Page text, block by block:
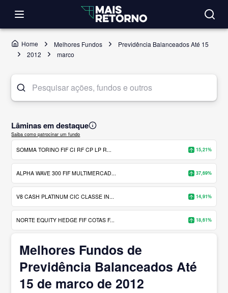
Home Melhores Fundos
Previdência Balanceados Até 15
2012
marco
Lâminas em destaque
Saiba como patrocinar um fundo
SOMMA TORINO FIF CI RF CP LP R... 15,21%
ALPHA WAVE 300 FIF MULTIMERCAD... 37,69%
V8 CASH PLATINUM CIC CLASSE IN... 14,91%
NORTE EQUITY HEDGE FIF COTAS F... 18,61%
Melhores Fundos de
Previdência Balanceados Até
15 de marco de 2012